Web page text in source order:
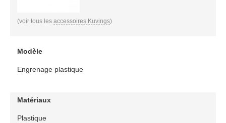
(voir tous les accessoires Kuvings)
Modèle
Engrenage plastique
Matériaux
Plastique